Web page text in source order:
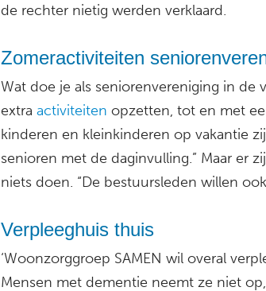
de rechter nietig werden verklaard.
Zomeractiviteiten
Wat doe je als seniorenvereniging in de
extra activiteiten opzetten, tot en met
kinderen en kleinkinderen op vakantie
senioren met de daginvulling.” Maar er
niets doen. “De bestuursleden willen
Verpleeghuis thuis
‘Woonzorggroep SAMEN wil overal
Mensen met dementie neemt ze niet